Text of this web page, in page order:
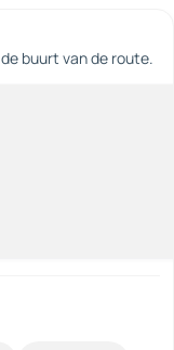
buurt van de route.